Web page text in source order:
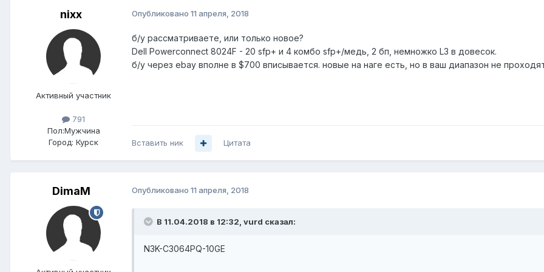
nixx
Активный участник
791
Пол:Мужчина
Город: Курск
Опубликовано 11 апреля, 2018
б/у рассматриваете, или только новое?
Dell Powerconnect 8024F - 20 sfp+ и 4 комбо sfp+/медь, 2 бп, немножко L3 в довесок.
б/у через ebay вполне в $700 вписывается. новые на наге есть, но в ваш диапазон не
Вставить ник Цитата
DimaM Опубликовано 11 апреля, 2018
В 11.04.2018 в 12:32, vurd сказал:
N3K-C3064PQ-10GE